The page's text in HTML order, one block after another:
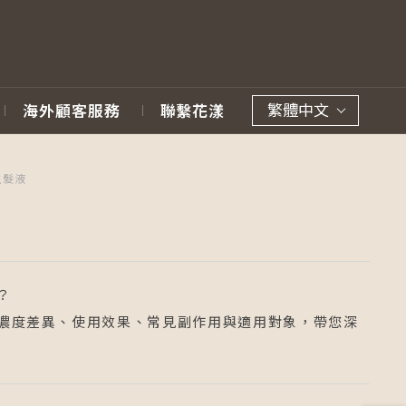
海外顧客服務 聯繫花漾 繁體中文
液
度差異、使用效果、常見副作用與適用對象，帶您深